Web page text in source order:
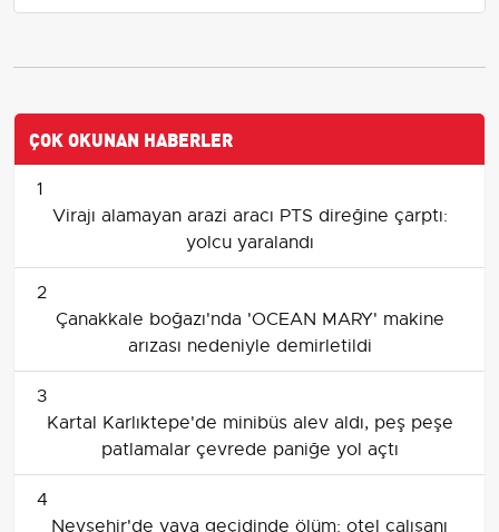
ÇOK OKUNAN HABERLER
1
Virajı alamayan arazi aracı PTS direğine çarptı:
yolcu yaralandı
2
Çanakkale boğazı'nda 'OCEAN MARY' makine
arızası nedeniyle demirletildi
3
Kartal Karlıktepe'de minibüs alev aldı, peş peşe
patlamalar çevrede paniğe yol açtı
4
Nevşehir'de yaya geçidinde ölüm: otel çalışanı